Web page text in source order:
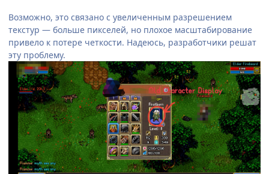
Возможно, это связано с увеличенным разрешением
текстур — больше пикселей, но плохое масштабирование
привело к потере четкости. Надеюсь, разработчики решат
эту проблему.